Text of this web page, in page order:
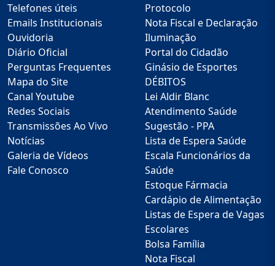
Telefones úteis
Emails Institucionais
Ouvidoria
Diário Oficial
Perguntas Frequentes
Mapa do Site
Canal Youtube
Redes Sociais
Transmissões Ao Vivo
Notícias
Galeria de Vídeos
Fale Conosco
Protocolo
Nota Fiscal e Declaração
Iluminação
Portal do Cidadão
Ginásio de Esportes
DÉBITOS
Lei Aldir Blanc
Atendimento Saúde
Sugestão - PPA
Lista de Espera Saúde
Escala Funcionários da
Saúde
Estoque Fármacia
Cardápio de Alimentação
Listas de Espera de Vagas
Escolares
Bolsa Família
Nota Fiscal